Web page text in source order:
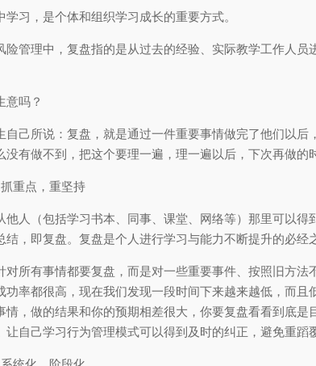
学习，是个体和组织学习成长的重要方式。
险管理中，复盘指的是从过去的经验、实际教学工作人
意吗？
自己所说：复盘，就是通过一件重要事情做完了他们以
没有做不到，把这个要理一遍，理一遍以后，下次再做的
重点，重坚持
他人（包括学习书本、同事、课堂、网络等）那里可以
结，即复盘。复盘是个人进行学习与能力不断提升的必经
对所有事情都要复盘，而是对一些重要事件、按照旧方
功率都很高，现在我们发现一段时间下来越来越低，而
情，做的结果和你的预期相差很大，你要复盘看看到底
让自己学习行为管理模式可以得到及时的纠正，避免重蹈